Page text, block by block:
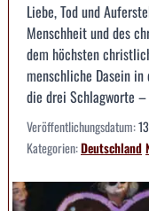
Liebe, Tod und
Menschheit und des
dem höchsten
menschliche Dasein
die drei Schlagworte
Veröffentlichungsdatum:
Kategorien:Deutschland